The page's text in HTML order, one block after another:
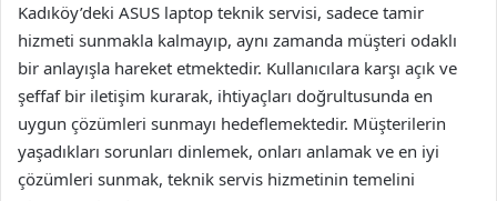
Kadıköy’deki ASUS laptop teknik servisi, sadece tamir
hizmeti sunmakla kalmayıp, aynı zamanda müşteri odaklı
bir anlayışla hareket etmektedir. Kullanıcılara karşı açık ve
şeffaf bir iletişim kurarak, ihtiyaçları doğrultusunda en
uygun çözümleri sunmayı hedeflemektedir. Müşterilerin
yaşadıkları sorunları dinlemek, onları anlamak ve en iyi
çözümleri sunmak, teknik servis hizmetinin temelini